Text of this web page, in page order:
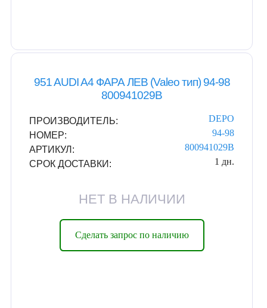
951 AUDI A4 ФАРА ЛЕВ (Valeo тип) 94-98
800941029B
ПРОИЗВОДИТЕЛЬ:
DEPO
НОМЕР:
94-98
АРТИКУЛ:
800941029B
СРОК ДОСТАВКИ:
1 дн.
НЕТ В НАЛИЧИИ
Сделать запрос по наличию